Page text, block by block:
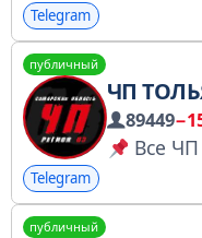
Telegram
публичный
ЧП
89449
Все ЧП Тольятти и САМАРСКОЙ
Telegram
публичный